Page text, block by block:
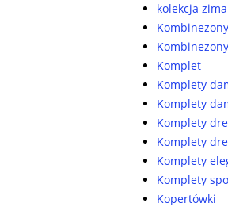
kolekcja zima
Kombinezony
Komplet
Komplety
Komplety
Komplety
Komplety
Komplety
Komplety
Kopertówki